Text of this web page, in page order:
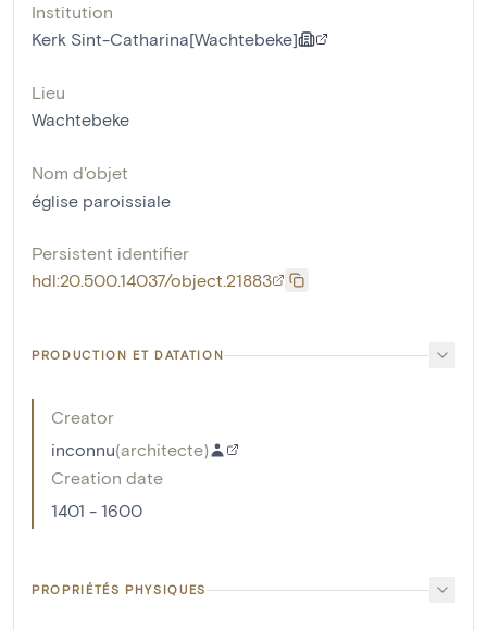
Institution
Kerk Sint-Catharina[Wachtebeke]
Lieu
Wachtebeke
Nom d'objet
église paroissiale
Persistent identifier
hdl:20.500.14037/object.21883
PRODUCTION ET DATATION
Creator
inconnu(architecte)
Creation date
1401 - 1600
PROPRIÉTÉS PHYSIQUES